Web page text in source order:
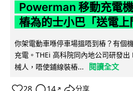
Powerman 移動充電
樁為的士小巴「送電上
你架電動車喺停車場搵唔到樁？有個
充電。THEi 高科院同內地公司研發
械人，唔使鋪線裝樁...
閱讀全文
↗